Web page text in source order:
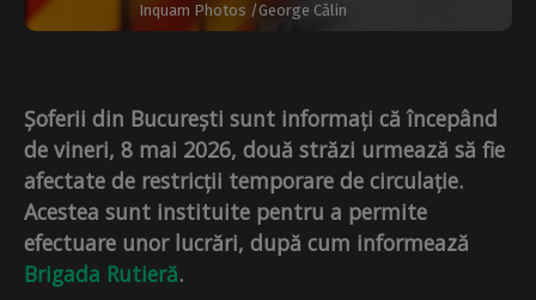
Inquam Photos /George Călin
Șoferii din București sunt informați că începând
de vineri, 8 mai 2026, două străzi urmează să fie
afectate de restricții temporare de circulație.
Acestea sunt instituite pentru a permite
efectuare unor lucrări, după cum informează
Brigada Rutieră.